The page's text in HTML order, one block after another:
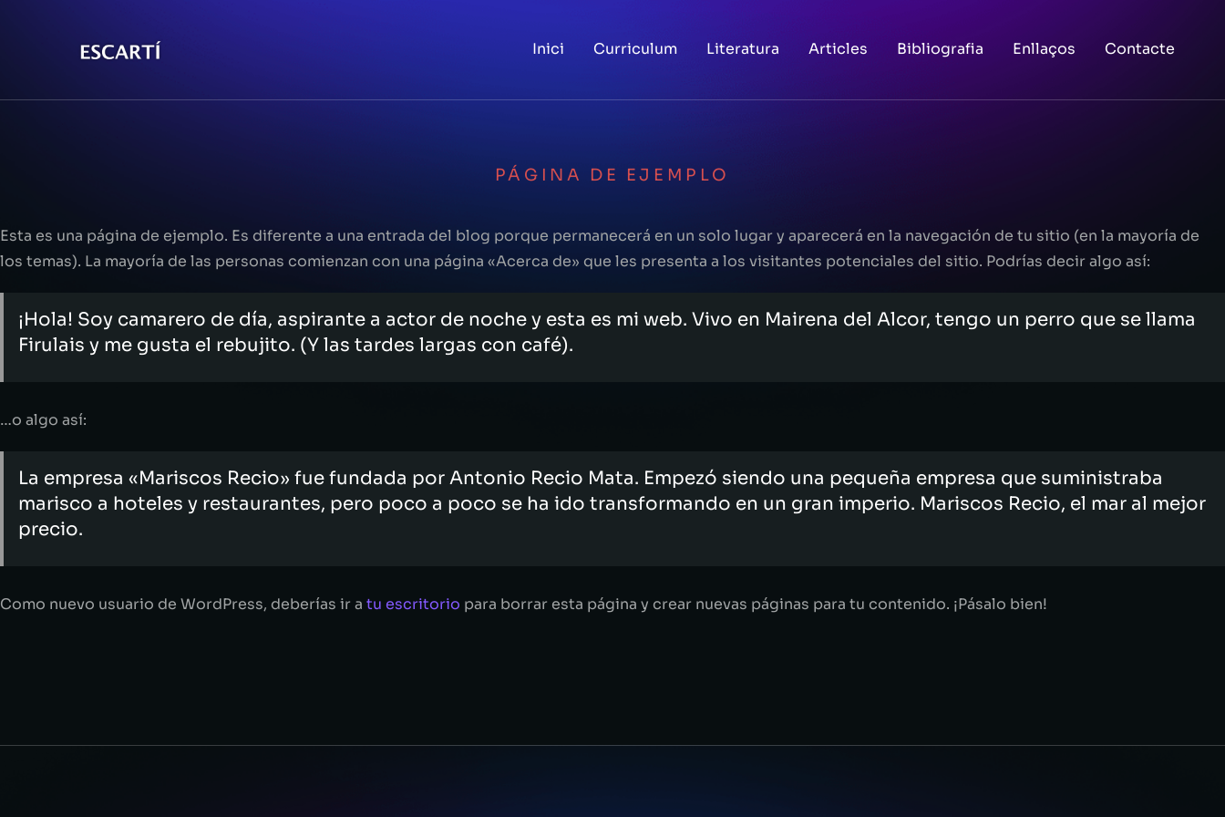
Inici Curriculum Literatura Articles Bibliografia Enllaços Contacte
PÁGINA DE EJEMPLO
Esta es una página de ejemplo. Es diferente a una entrada del blog porque permanecerá en un solo lugar y aparecerá en la navegación de tu sitio (en la mayoría de
los temas). La mayoría de las personas comienzan con una página «Acerca de» que les presenta a los visitantes potenciales del sitio. Podrías decir algo así:
¡Hola! Soy camarero de día, aspirante a actor de noche y esta es mi web. Vivo en Mairena del Alcor, tengo un perro que se llama
Firulais y me gusta el rebujito. (Y las tardes largas con café).
…o algo así:
La empresa «Mariscos Recio» fue fundada por Antonio Recio Mata. Empezó siendo una pequeña empresa que suministraba
marisco a hoteles y restaurantes, pero poco a poco se ha ido transformando en un gran imperio. Mariscos Recio, el mar al mejor
precio.
Como nuevo usuario de WordPress, deberías ir a tu escritorio para borrar esta página y crear nuevas páginas para tu contenido. ¡Pásalo bien!